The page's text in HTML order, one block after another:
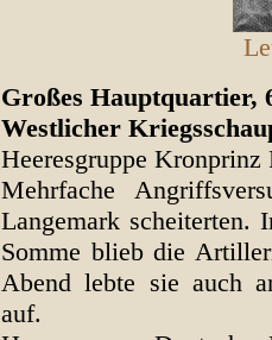
Großes Hauptquartier,
Westlicher
Heeresgruppe Kronprinz
Mehrfache
Langemark scheiterten.
Somme blieb die
Abend lebte sie auch
auf.